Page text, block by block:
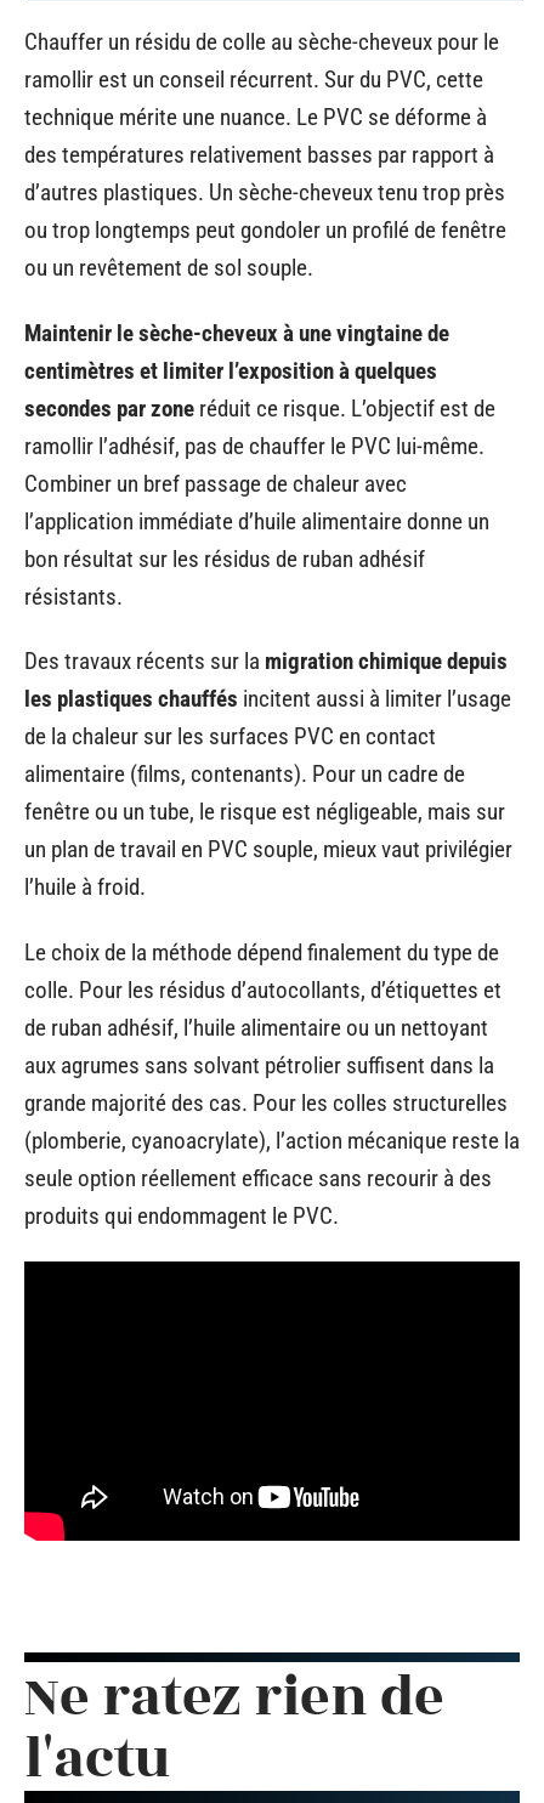
Chauffer un résidu de colle au sèche-cheveux pour le
ramollir est un conseil récurrent. Sur du PVC, cette
technique mérite une nuance. Le PVC se déforme à
des températures relativement basses par rapport à
d’autres plastiques. Un sèche-cheveux tenu trop près
ou trop longtemps peut gondoler un profilé de fenêtre
ou un revêtement de sol souple.
Maintenir le sèche-cheveux à une vingtaine de
centimètres et limiter l’exposition à quelques
secondes par zone réduit ce risque. L’objectif est de
ramollir l’adhésif, pas de chauffer le PVC lui-même.
Combiner un bref passage de chaleur avec
l’application immédiate d’huile alimentaire donne un
bon résultat sur les résidus de ruban adhésif
résistants.
Des travaux récents sur la migration chimique depuis
les plastiques chauffés incitent aussi à limiter l’usage
de la chaleur sur les surfaces PVC en contact
alimentaire (films, contenants). Pour un cadre de
fenêtre ou un tube, le risque est négligeable, mais sur
un plan de travail en PVC souple, mieux vaut privilégier
l’huile à froid.
Le choix de la méthode dépend finalement du type de
colle. Pour les résidus d’autocollants, d’étiquettes et
de ruban adhésif, l’huile alimentaire ou un nettoyant
aux agrumes sans solvant pétrolier suffisent dans la
grande majorité des cas. Pour les colles structurelles
(plomberie, cyanoacrylate), l’action mécanique reste la
seule option réellement efficace sans recourir à des
produits qui endommagent le PVC.
Ne ratez rien de
l'actu